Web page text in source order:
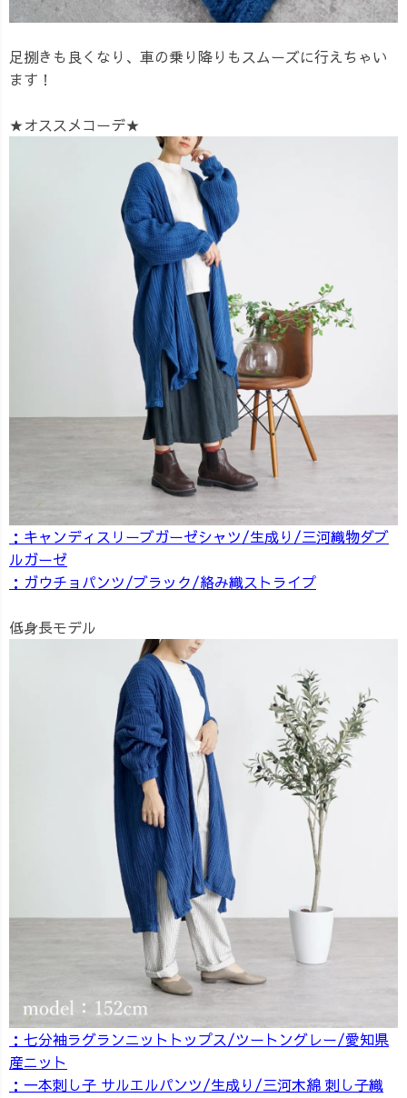
足捌きも良くなり、車の乗り降りもスムーズに行えちゃい
ます！
★オススメコーデ★
：キャンディスリーブガーゼシャツ/生成り/三河織物ダブ
ルガーゼ
：ガウチョパンツ/ブラック/絡み織ストライプ
低身長モデル
：七分袖ラグランニットトップス/ツートングレー/愛知県
産ニット
：一本刺し子 サルエルパンツ/生成り/三河木綿 刺し子織